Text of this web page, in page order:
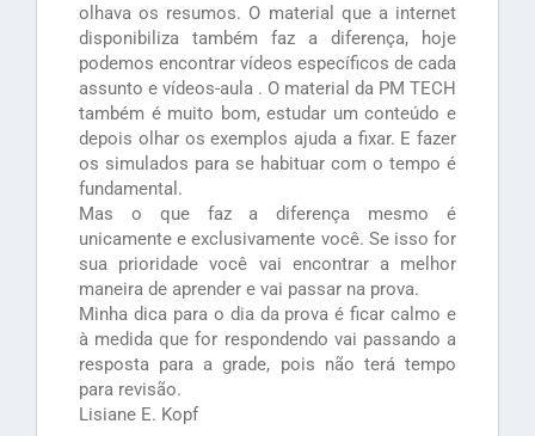
olhava os resumos. O material que a internet
disponibiliza também faz a diferença, hoje
podemos encontrar vídeos específicos de cada
assunto e vídeos-aula . O material da PM TECH
também é muito bom, estudar um conteúdo e
depois olhar os exemplos ajuda a fixar. E fazer
os simulados para se habituar com o tempo é
fundamental.
Mas o que faz a diferença mesmo é
unicamente e exclusivamente você. Se isso for
sua prioridade você vai encontrar a melhor
maneira de aprender e vai passar na prova.
Minha dica para o dia da prova é ficar calmo e
à medida que for respondendo vai passando a
resposta para a grade, pois não terá tempo
para revisão.
Lisiane E. Kopf